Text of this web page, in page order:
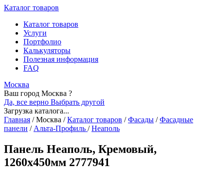
Каталог товаров
Каталог товаров
Услуги
Портфолио
Калькуляторы
Полезная информация
FAQ
Москва
Ваш город Москва ?
Да, все верно Выбрать другой
Загрузка каталога...
Главная /Москва / Каталог товаров / Фасады / Фасадные
панели / Альта-Профиль / Неаполь
Панель Неаполь, Кремовый,
1260х450мм 2777941